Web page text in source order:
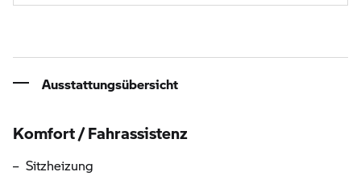
Ausstattungsübersicht
Informationen über die Ausstattung
Komfort / Fahrassistenz
Sitzheizung